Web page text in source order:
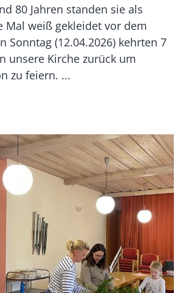
80 Jahren standen sie als
Mal weiß gekleidet vor dem
Sonntag (12.04.2026) kehrten 7
unsere Kirche zurück um
zu feiern. ...